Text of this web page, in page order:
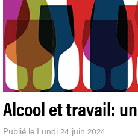
Alcool et travail:
Publié le Lundi 24 juin 2024